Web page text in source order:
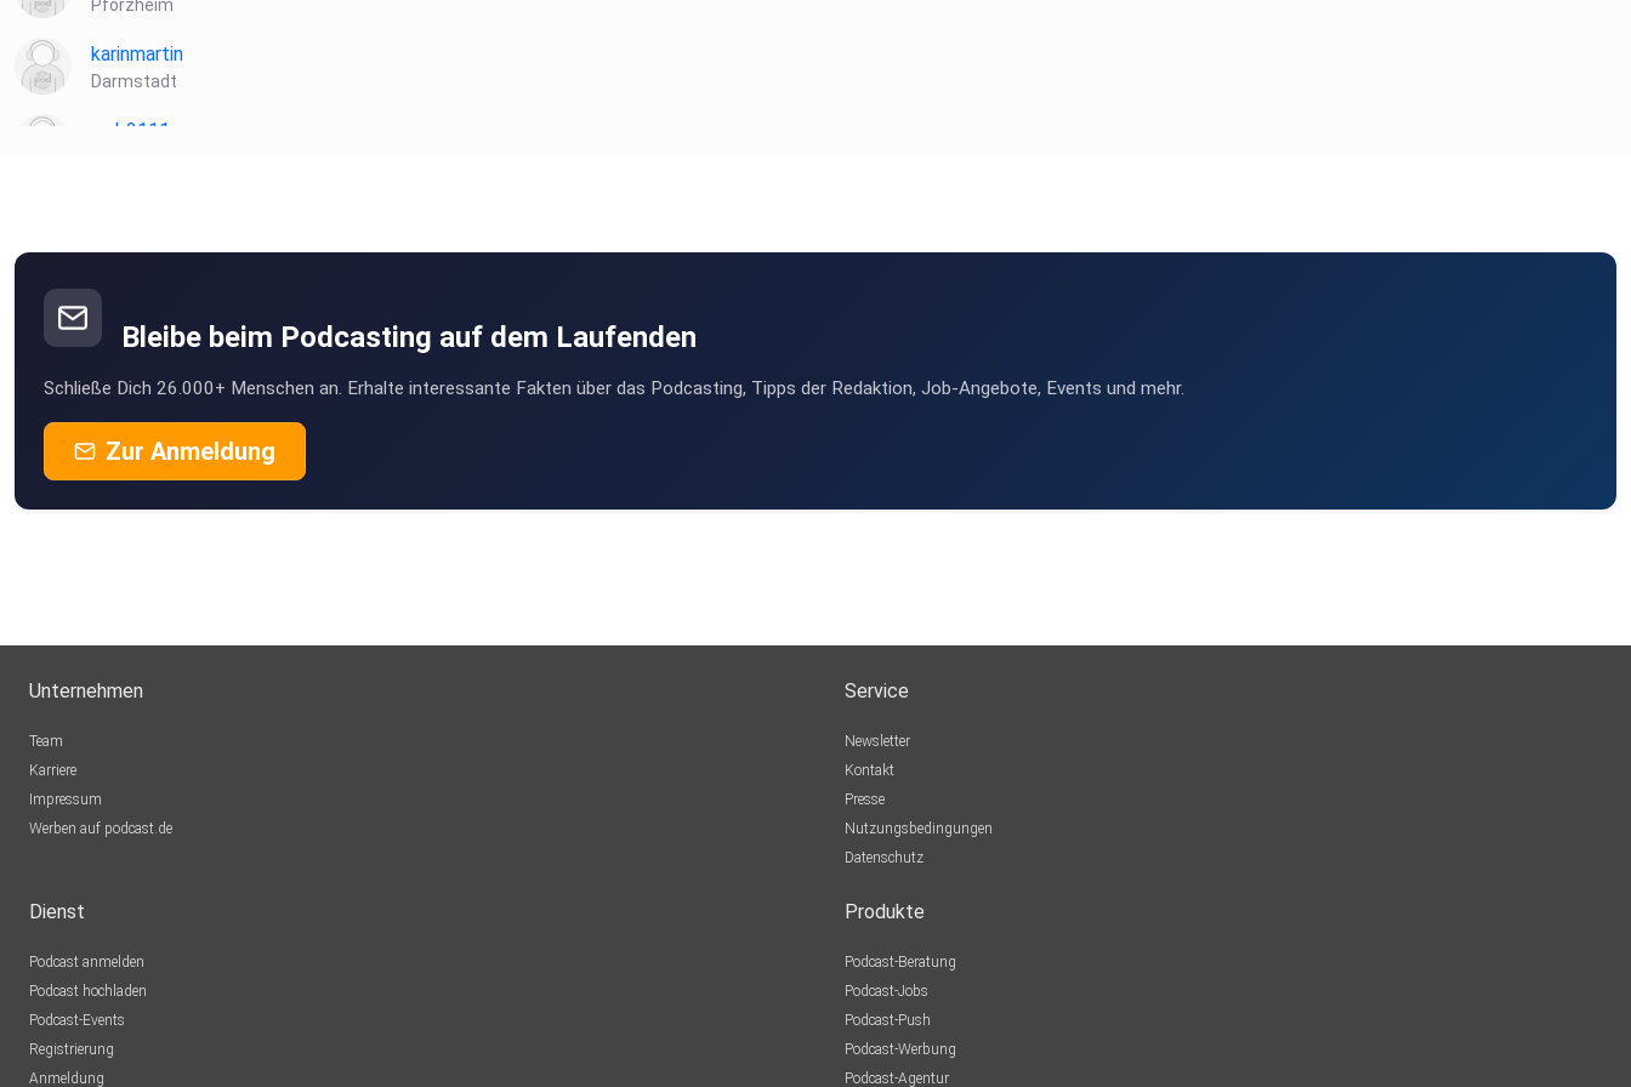
Pforzheim
karinmartin
Darmstadt
awb2111
laspiletas2
Neuried
sgorissen
Troisdorf
earlceddy
hettehette
Fux
Tinkerbell13
TanjaNeu
Brandenburg OT Kirchmöser
Bleibe beim Podcasting auf dem Laufenden
Schließe Dich 26.000+ Menschen an. Erhalte interessante Fakten über das Podcasting, Tipps der Redaktion, Job-Angebote, Events und mehr.
Zur Anmeldung
Unternehmen
Team
Karriere
Impressum
Werben auf podcast.de
Service
Newsletter
Kontakt
Presse
Nutzungsbedingungen
Datenschutz
Dienst
Podcast anmelden
Podcast hochladen
Podcast-Events
Registrierung
Anmeldung
Produkte
Podcast-Beratung
Podcast-Jobs
Podcast-Push
Podcast-Werbung
Podcast-Agentur